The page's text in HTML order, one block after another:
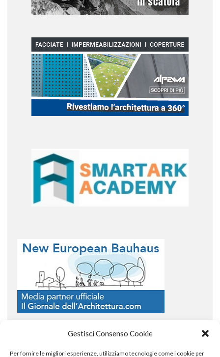
Gestisci Consenso Cookie
Per fornire le migliori esperienze, utilizziamo tecnologie come i cookie per